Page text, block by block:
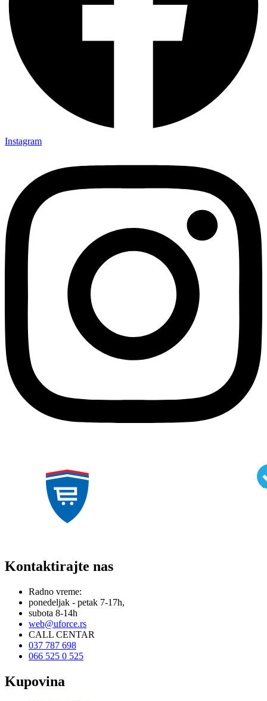
Instagram
Kontaktirajte nas
Radno vreme:
ponedeljak - petak 7-17h,
subota 8-14h
web@uforce.rs
CALL CENTAR
037 787 698
066 525 0 525
Kupovina